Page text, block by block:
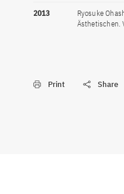
2013
Ryosuke
Ästhetischen.
Print Share